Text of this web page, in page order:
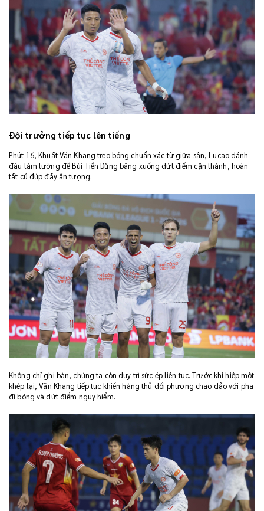
Đội trưởng tiếp tục lên tiếng
Phút 16, Khuất Văn Khang treo bóng chuẩn xác từ giữa sân, Lucao đánh
đầu làm tường để Bùi Tiến Dũng băng xuống dứt điểm cận thành, hoàn
tất cú đúp đầy ấn tượng.
Không chỉ ghi bàn, chúng ta còn duy trì sức ép liên tục. Trước khi hiệp một
khép lại, Văn Khang tiếp tục khiến hàng thủ đối phương chao đảo với pha
đi bóng và dứt điểm nguy hiểm.